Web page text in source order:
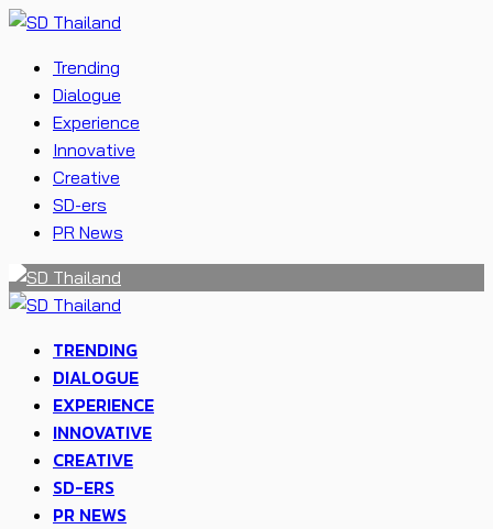
Trending
Dialogue
Experience
Innovative
Creative
SD-ers
PR News
TRENDING
DIALOGUE
EXPERIENCE
INNOVATIVE
CREATIVE
SD-ERS
PR NEWS